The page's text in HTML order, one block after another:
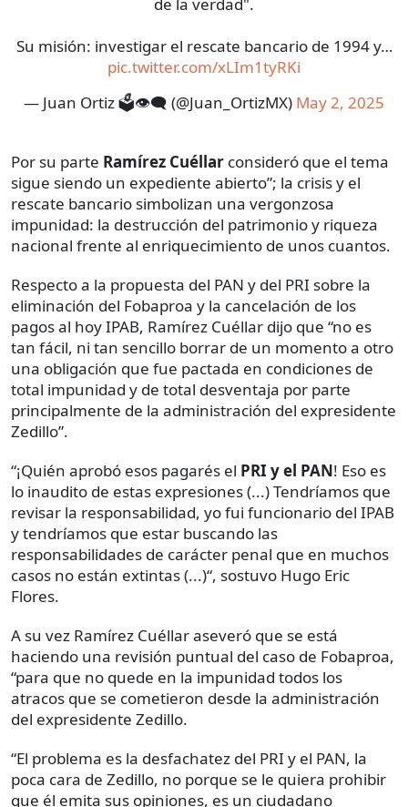
Su misión: investigar el rescate bancario de 1994 y…
pic.twitter.com/xLIm1tyRKi
— Juan Ortiz 🗳️👁‍🗨 (@Juan_OrtizMX) May 2, 2025
Por su parte Ramírez Cuéllar consideró que el tema
sigue siendo un expediente abierto”; la crisis y el
rescate bancario simbolizan una vergonzosa
impunidad: la destrucción del patrimonio y riqueza
nacional frente al enriquecimiento de unos cuantos.
Respecto a la propuesta del PAN y del PRI sobre la
eliminación del Fobaproa y la cancelación de los
pagos al hoy IPAB, Ramírez Cuéllar dijo que “no es
tan fácil, ni tan sencillo borrar de un momento a otro
una obligación que fue pactada en condiciones de
total impunidad y de total desventaja por parte
principalmente de la administración del expresidente
Zedillo”.
“¡Quién aprobó esos pagarés el PRI y el PAN! Eso es
lo inaudito de estas expresiones (...) Tendríamos que
revisar la responsabilidad, yo fui funcionario del IPAB
y tendríamos que estar buscando las
responsabilidades de carácter penal que en muchos
casos no están extintas (...)“, sostuvo Hugo Eric
Flores.
A su vez Ramírez Cuéllar aseveró que se está
haciendo una revisión puntual del caso de Fobaproa,
“para que no quede en la impunidad todos los
atracos que se cometieron desde la administración
del expresidente Zedillo.
“El problema es la desfachatez del PRI y el PAN, la
poca cara de Zedillo, no porque se le quiera prohibir
que él emita sus opiniones, es un ciudadano